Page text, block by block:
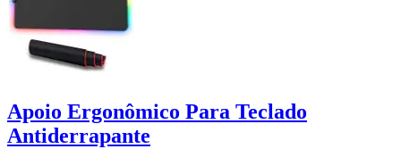
Apoio Ergonômico Para Teclado
Antiderrapante